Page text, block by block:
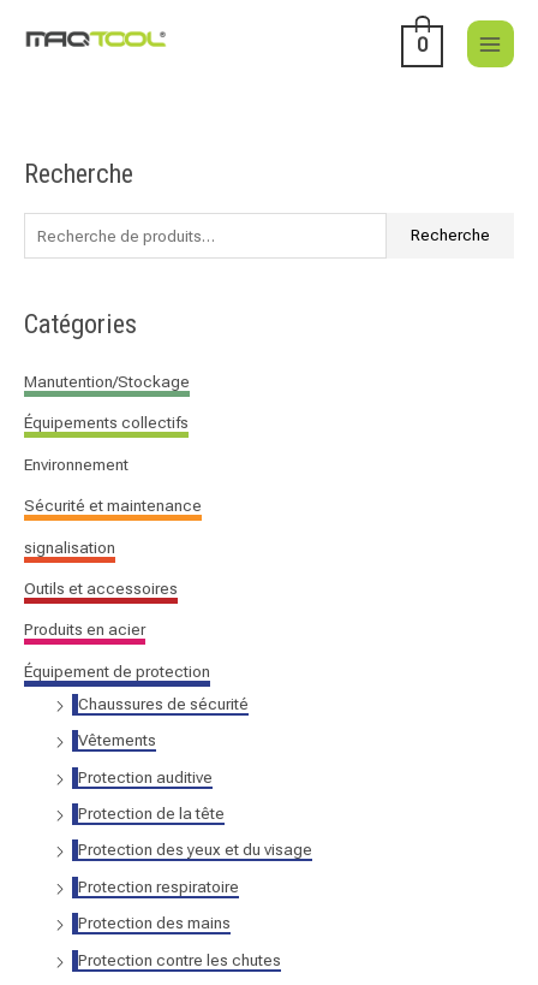
0
Recherche
R
r
h
e
p
u
r
:
Recherche
Catégories
Manutention/Stockage
Équipements collectifs
Environnement
Sécurité et maintenance
signalisation
Outils et accessoires
Produits en acier
Équipement de protection
Chaussures de sécurité
Vêtements
Protection auditive
Protection de la tête
Protection des yeux et du visage
Protection respiratoire
Protection des mains
Protection contre les chutes